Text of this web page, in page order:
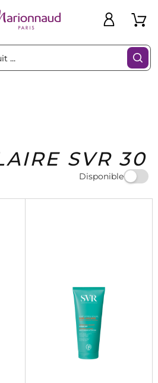
Marques Idées
Cadeaux
Bons
Plans
SVR 30
Disponible
Filtres